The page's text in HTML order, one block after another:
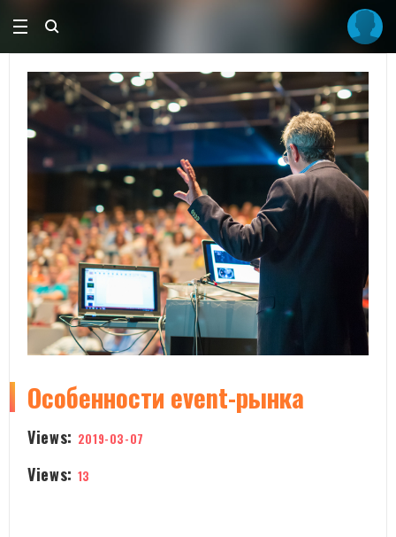
Особенности event-рынка
Views: 2019-03-07
Views: 13